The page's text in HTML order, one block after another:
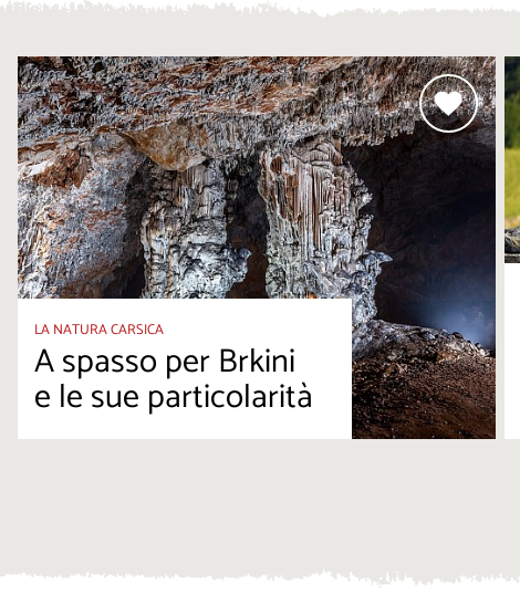
LA NATURA CARSICA
A spasso per Brkini
e le sue particolarità